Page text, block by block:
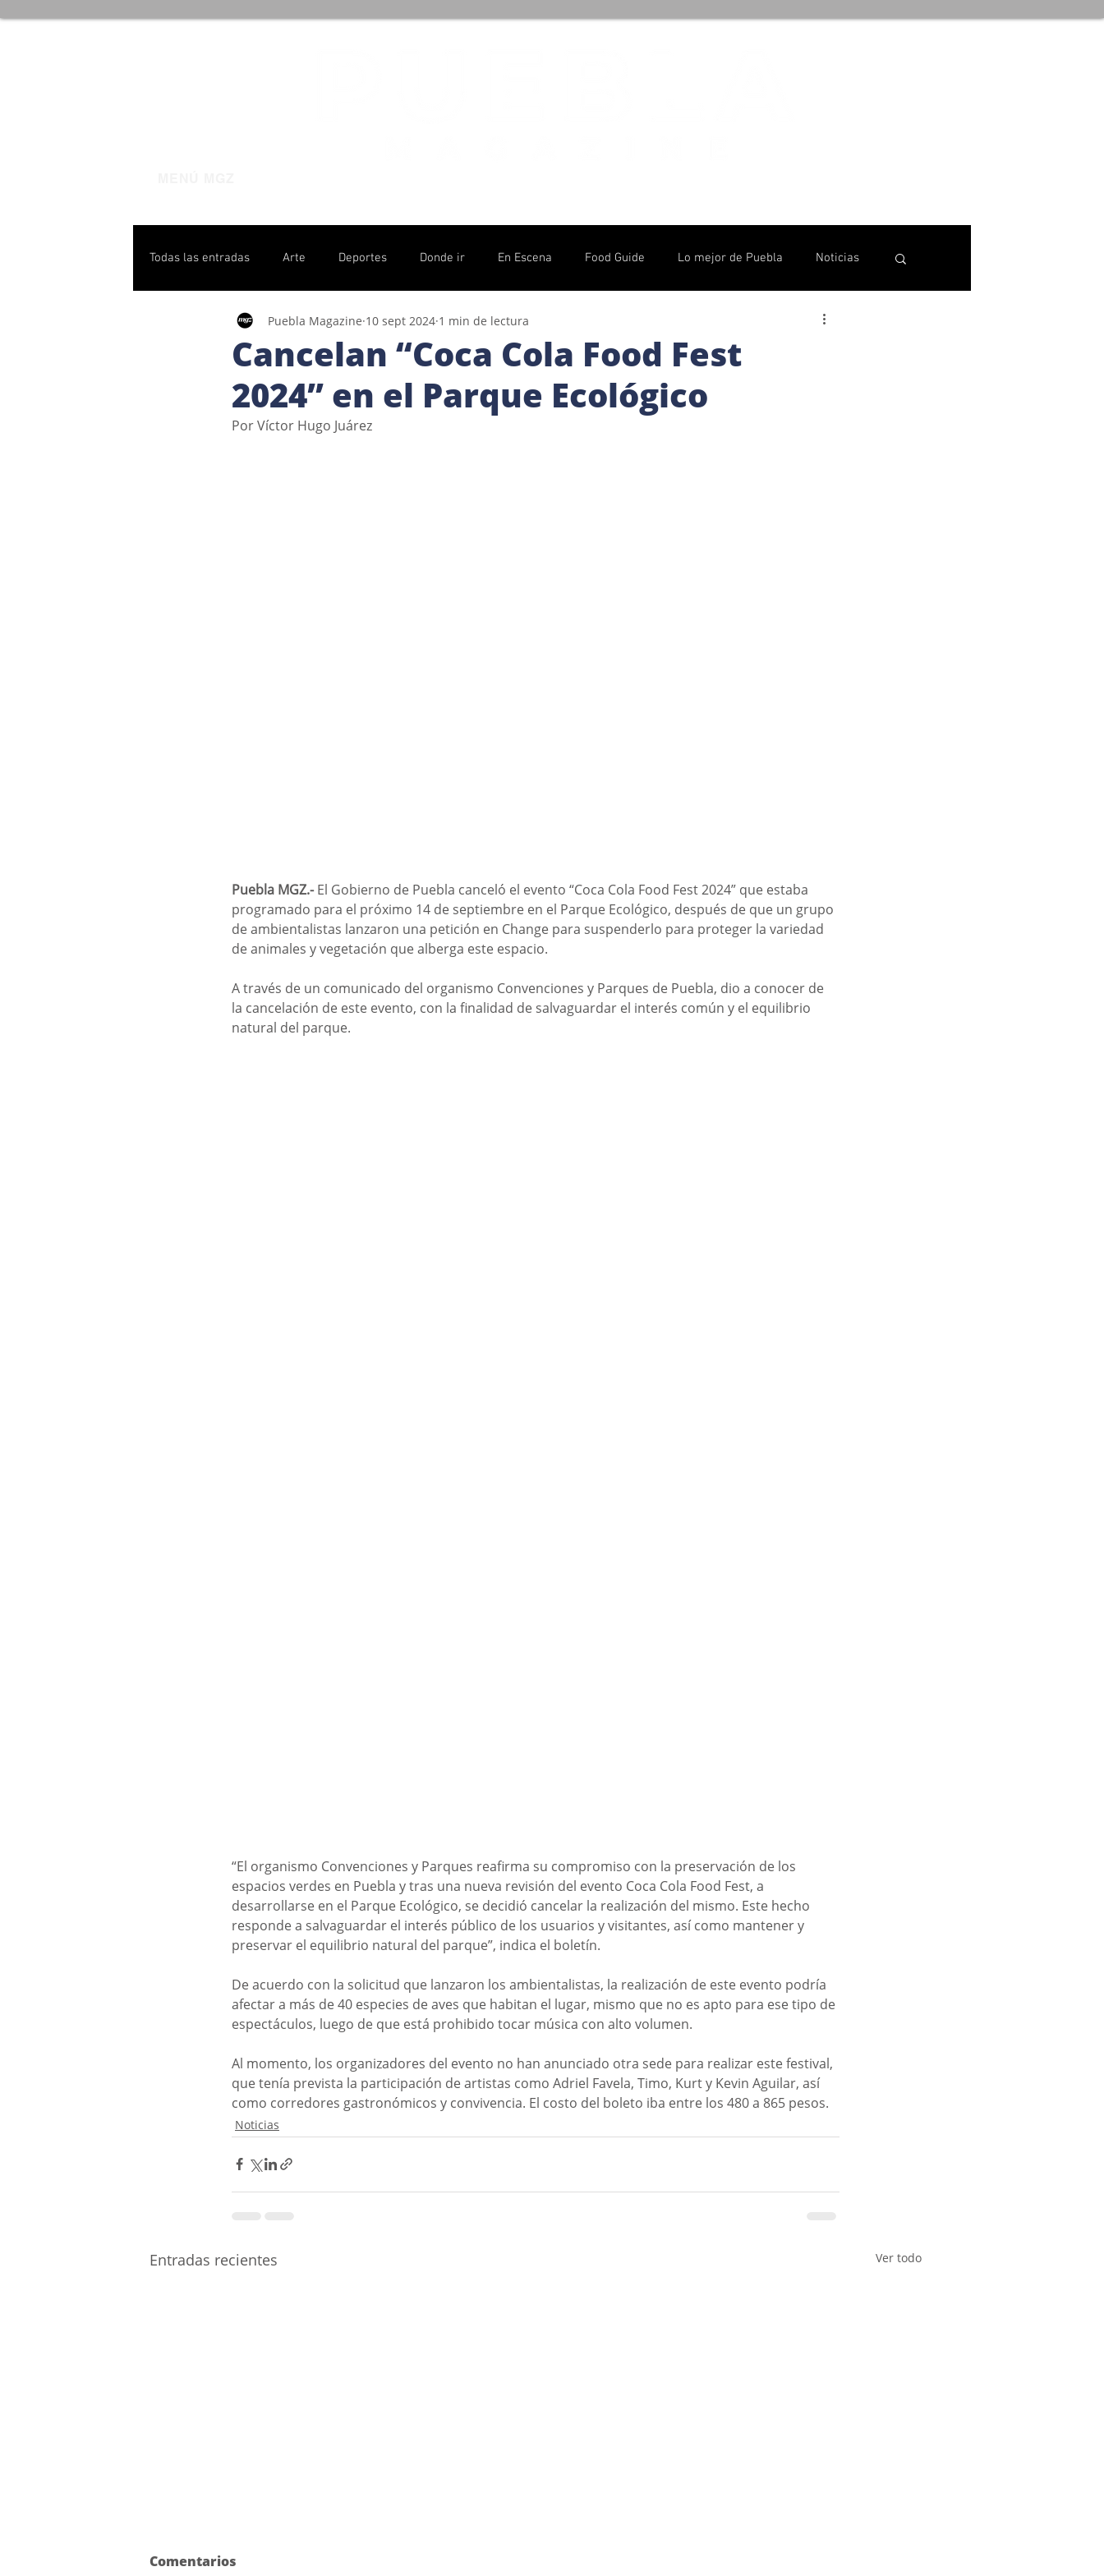
Todas las entradas Arte Deportes Donde ir En Escena Food Guide Lo mejor de Puebla Noticias
Poblanas destacadas Pulso Político
Cancelan “Coca Cola Food Fest
2024” en el Parque Ecológico
Puebla Magazine 10 sept 2024 1 min de lectura
Por Víctor Hugo Juárez
Puebla MGZ.- El Gobierno de Puebla canceló el evento “Coca Cola Food Fest 2024” que estaba
programado para el próximo 14 de septiembre en el Parque Ecológico, después de que un grupo
de ambientalistas lanzaron una petición en Change para suspenderlo para proteger la variedad
de animales y vegetación que alberga este espacio.
A través de un comunicado del organismo Convenciones y Parques de Puebla, dio a conocer de
la cancelación de este evento, con la finalidad de salvaguardar el interés común y el equilibrio
natural del parque.
“El organismo Convenciones y Parques reafirma su compromiso con la preservación de los
espacios verdes en Puebla y tras una nueva revisión del evento Coca Cola Food Fest, a
desarrollarse en el Parque Ecológico, se decidió cancelar la realización del mismo. Este hecho
responde a salvaguardar el interés público de los usuarios y visitantes, así como mantener y
preservar el equilibrio natural del parque”, indica el boletín.
De acuerdo con la solicitud que lanzaron los ambientalistas, la realización de este evento podría
afectar a más de 40 especies de aves que habitan el lugar, mismo que no es apto para ese tipo de
espectáculos, luego de que está prohibido tocar música con alto volumen.
Al momento, los organizadores del evento no han anunciado otra sede para realizar este festival,
que tenía prevista la participación de artistas como Adriel Favela, Timo, Kurt y Kevin Aguilar, así
como corredores gastronómicos y convivencia. El costo del boleto iba entre los 480 a 865 pesos.
Noticias
Entradas recientes Ver todo
Comentarios